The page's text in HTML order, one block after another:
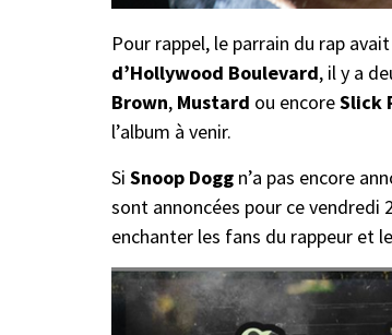
Pour rappel, le parrain du rap
d’Hollywood Boulevard, il y a
Brown, Mustard ou encoreSlick
l’album à venir.
Si Snoop Dogg n’a pas encore
sont annoncées pour ce vendredi
enchanter les fans du rappeur et